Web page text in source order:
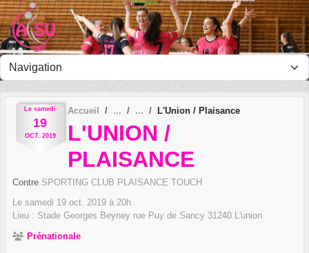
Le samedi
19
OCT. 2019
Accueil L'Union / Plaisance
L'UNION /
PLAISANCE
Contre SPORTING CLUB PLAISANCE TOUCH
Le samedi 19 oct. 2019 à 20h
Lieu : Stade Georges Beyney rue Puy de Sancy 31240 L'union
Prénationale
Panneau de gestion des cookies